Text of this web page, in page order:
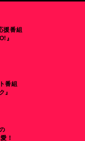
援番組
』
番組
』
！